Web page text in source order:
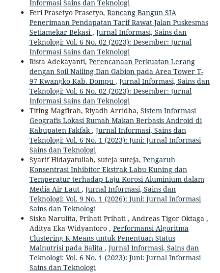
Informasi Sains dan Teknologi
Feri Prasetyo Prasetyo, Rancang Bangun SIA
Penerimaan Pendapatan Tarif Rawat Jalan Puskesmas
Setiamekar Bekasi, Jurnal Informasi, Sains dan
Teknologi: Vol. 6 No. 02 (2023): Desember: Jurnal
Informasi Sains dan Teknologi
Rista Adekayanti, Perencanaan Perkuatan Lerang
dengan Soil Nailing Dan Gabion pada Area Tower T-
97 Kwangko Kab. Dompu , Jurnal Informasi, Sains dan
Teknologi: Vol. 6 No. 02 (2023): Desember: Jurnal
Informasi Sains dan Teknologi
Titing Magfirah, Riyadh Arridha, Sistem Informasi
Geografis Lokasi Rumah Makan Berbasis Android di
Kabupaten Fakfak, Jurnal Informasi, Sains dan
Teknologi: Vol. 6 No. 1 (2023): Juni: Jurnal Informasi
Sains dan Teknologi
Syarif Hidayatullah, suteja suteja, Pengaruh
Konsentrasi Inhibitor Ekstrak Labu Kuning dan
Temperatur terhadap Laju Korosi Aluminium dalam
Media Air Laut , Jurnal Informasi, Sains dan
Teknologi: Vol. 9 No. 1 (2026): Juni: Jurnal Informasi
Sains dan Teknologi
Siska Narulita, Prihati Prihati , Andreas Tigor Oktaga ,
Aditya Eka Widyantoro , Performansi Algoritma
Clustering K-Means untuk Penentuan Status
Malnutrisi pada Balita , Jurnal Informasi, Sains dan
Teknologi: Vol. 6 No. 1 (2023): Juni: Jurnal Informasi
Sains dan Teknologi